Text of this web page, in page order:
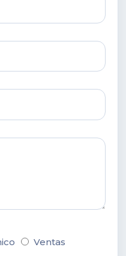
Ventas